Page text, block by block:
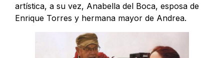
artística, a su vez, Anabella del Boca, esposa de
Enrique Torres y hermana mayor de Andrea.